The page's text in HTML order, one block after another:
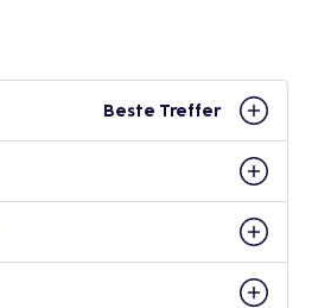
Beste Treffer